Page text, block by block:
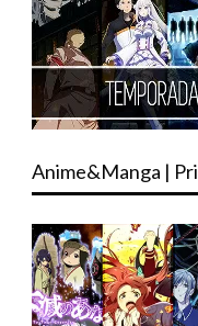
Anime&Manga |